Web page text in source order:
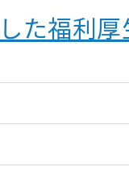
た福利厚